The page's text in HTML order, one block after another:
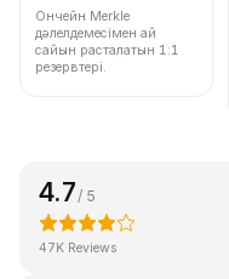
Ончейн Merkle
дәлелдемесімен ай
сайын расталатын 1:1
резервтері.
4.7 / 5
47K Reviews